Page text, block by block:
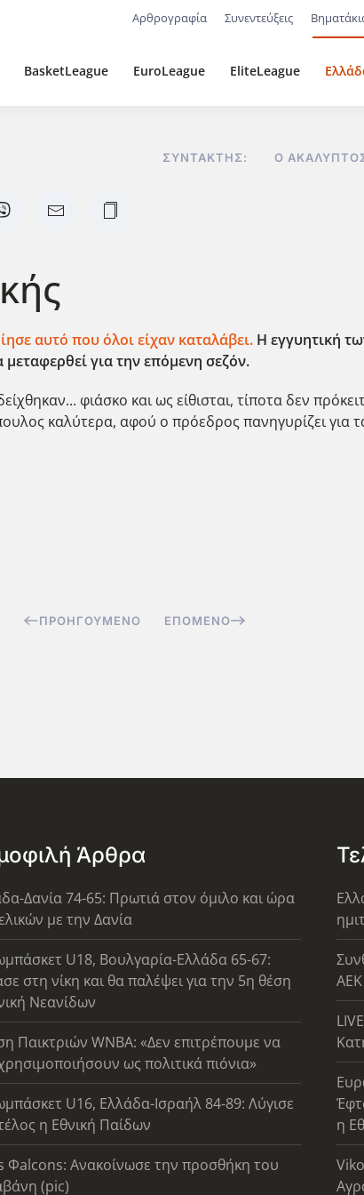
Αρθρογραφία Συνεντεύξεις
BasketLeague EuroLeague EliteLeague
ΣΥΝΤΆΚΤΗΣ: Ο
αυτό που όλοι είχαν καταλάβει. Η εγγυητική
για την επόμενη σεζόν.
φιάσκο και ως είθισται, τίποτα δεν
καλύτερα, αφού ο πρόεδρος πανηγυρίζει
ΠΡΟΗΓΟΎΜΕΝΟ ΕΠΌΜΕΝΟ
Άρθρα
Δανία 74-65: Πρωτιά στον όμιλο και ώρα
με την Δανία
U18, Βουλγαρία-Ελλάδα 65-67:
στη νίκη και θα παλέψει για την 5η θέση
Νεανίδων
Παικτριών WNBA: «Δεν επιτρέπουμε να
ως πολιτικά πιόνια»
U16, Ελλάδα-Ισραήλ 84-89: Λύγισε
η Εθνική Παίδων
Φalcons: Ανακοίνωσε την προσθήκη του
(pic)
η